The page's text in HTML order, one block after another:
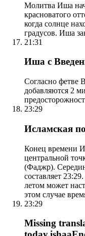
Молитва Иша
красноватого
когда солнце
градусов. Иша
21:31
Иша с
Согласно
добавляются 2
23:29
Исламская
Конец времени
центральной
(Фаджр).
составляет
летом может
этом случае
23:29
Missing